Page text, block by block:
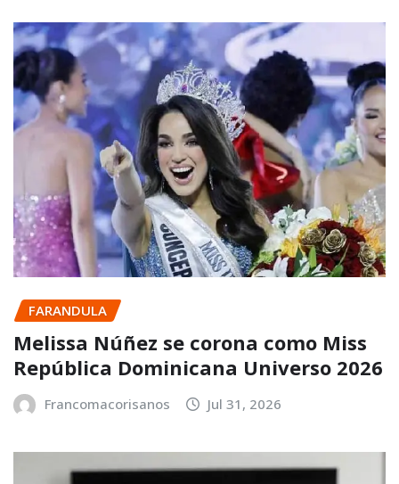
FARANDULA
Melissa Núñez se corona como Miss
República Dominicana Universo 2026
Francomacorisanos Jul 31, 2026